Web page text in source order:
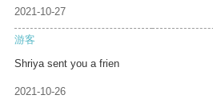
2021-10-27
游客
Shriya sent you a frien
2021-10-26